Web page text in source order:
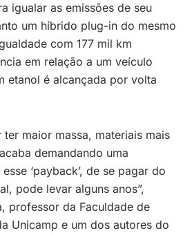
igualar as emissões de seu
um híbrido plug-in do mesmo
com 177 mil km
em relação a um veículo
etanol é alcançada por volta
maior massa, materiais mais
demandando uma
‘payback’, de se pagar do
pode levar alguns anos”,
professor da Faculdade de
Unicamp e um dos autores do